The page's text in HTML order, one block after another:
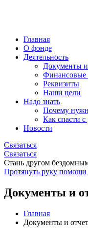
Главная
О фонде
Деятельность
Документы
Финансовые
Реквизиты
Наши цели
Надо знать
Почему
Как спасти
Новости
Связаться
Связаться
Стань другом
Протянуть руку помощи
Документы и
Главная
Документы и